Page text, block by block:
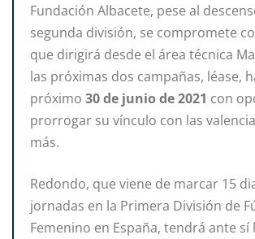
Fundación Albacete, pese al
segunda división, se compromete
que dirigirá desde el área técnica
las próximas dos campañas, léase,
próximo 30 de junio de 2021 con
prorrogar su vínculo con las
más.
Redondo, que viene de marcar 15
jornadas en la Primera División de
Femenino en España, tendrá ante sí